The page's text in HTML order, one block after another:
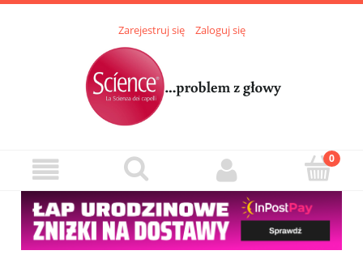
Zarejestruj się Zaloguj się